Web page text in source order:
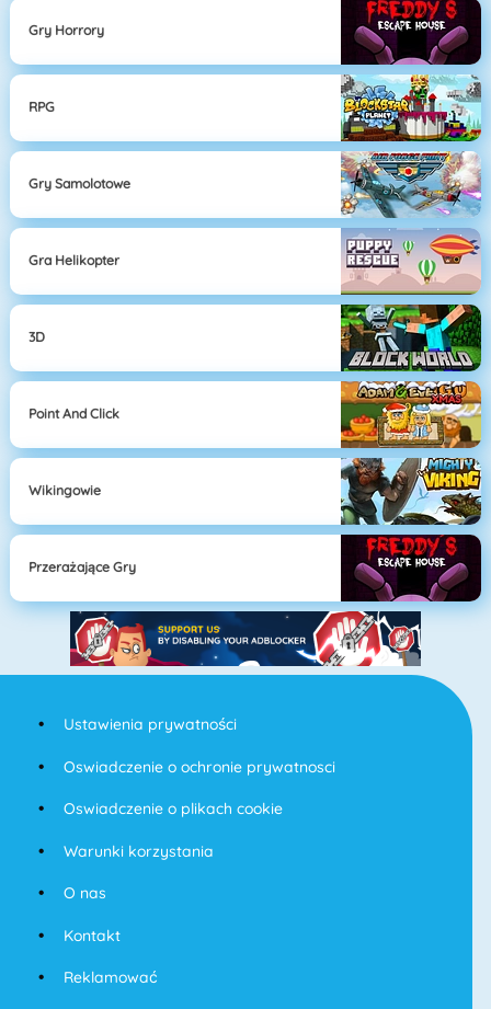
Gry Horrory
RPG
Gry Samolotowe
Gra Helikopter
3D
Point And Click
Wikingowie
Przerażające Gry
Ustawienia prywatności
Oswiadczenie o ochronie prywatnosci
Oswiadczenie o plikach cookie
Warunki korzystania
O nas
Kontakt
Reklamować